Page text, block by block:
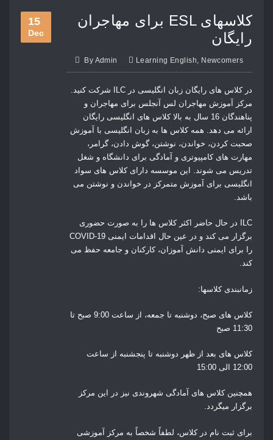
15
Dec
برای مهاجران ESL کلاسهای
رایگان
By Admin Learning English, Newcomers
در کلاس های رایگان زبان انگلیسی در ILC شرکت کنید.
مرکز آموزش مهاجران لس آنجلس برای مهاجران و
پناهندگان 16 سال به بالا کلاس های انگلیسی رایگان
ارائه می دهد. همه کلاس ها به زبان انگلیسی با آموزش
صحبت کردن، خواندن، نوشتن، گوش دادن، گرامر،
مهارت های کامپیوتری و آمادگی برای دانشگاه و شغل
تدریس می شوند. این موسسه دارای کلاس های سواد
انگلیسی برای آموزش متمرکز در خواندن و نوشتن می
باشد.
ILC در حال حاضر اکثر کلاس ها را به صورت حضوری
برگزار می کند و در عین حال اقدامات ایمنی COVID-19
را برای ایمنی دانش آموزان، کارکنان و جامعه حفظ می
کند.
زمانبندی کلاسها:
کلاس های صبح، دوشنبه تا جمعه، از ساعت 9:00 صبح تا
11:30 صبح
کلاس های بعد از ظهر دوشنبه تا پنجشنبه از ساعت
12:00 الی 15:00
همچنین کلاس های آمادگی شهروندی نیز در این مرکز
برگزار میگردد.
برای ثبت نام در کلاس، لطفاً شخصاً به مرکز آموزشی